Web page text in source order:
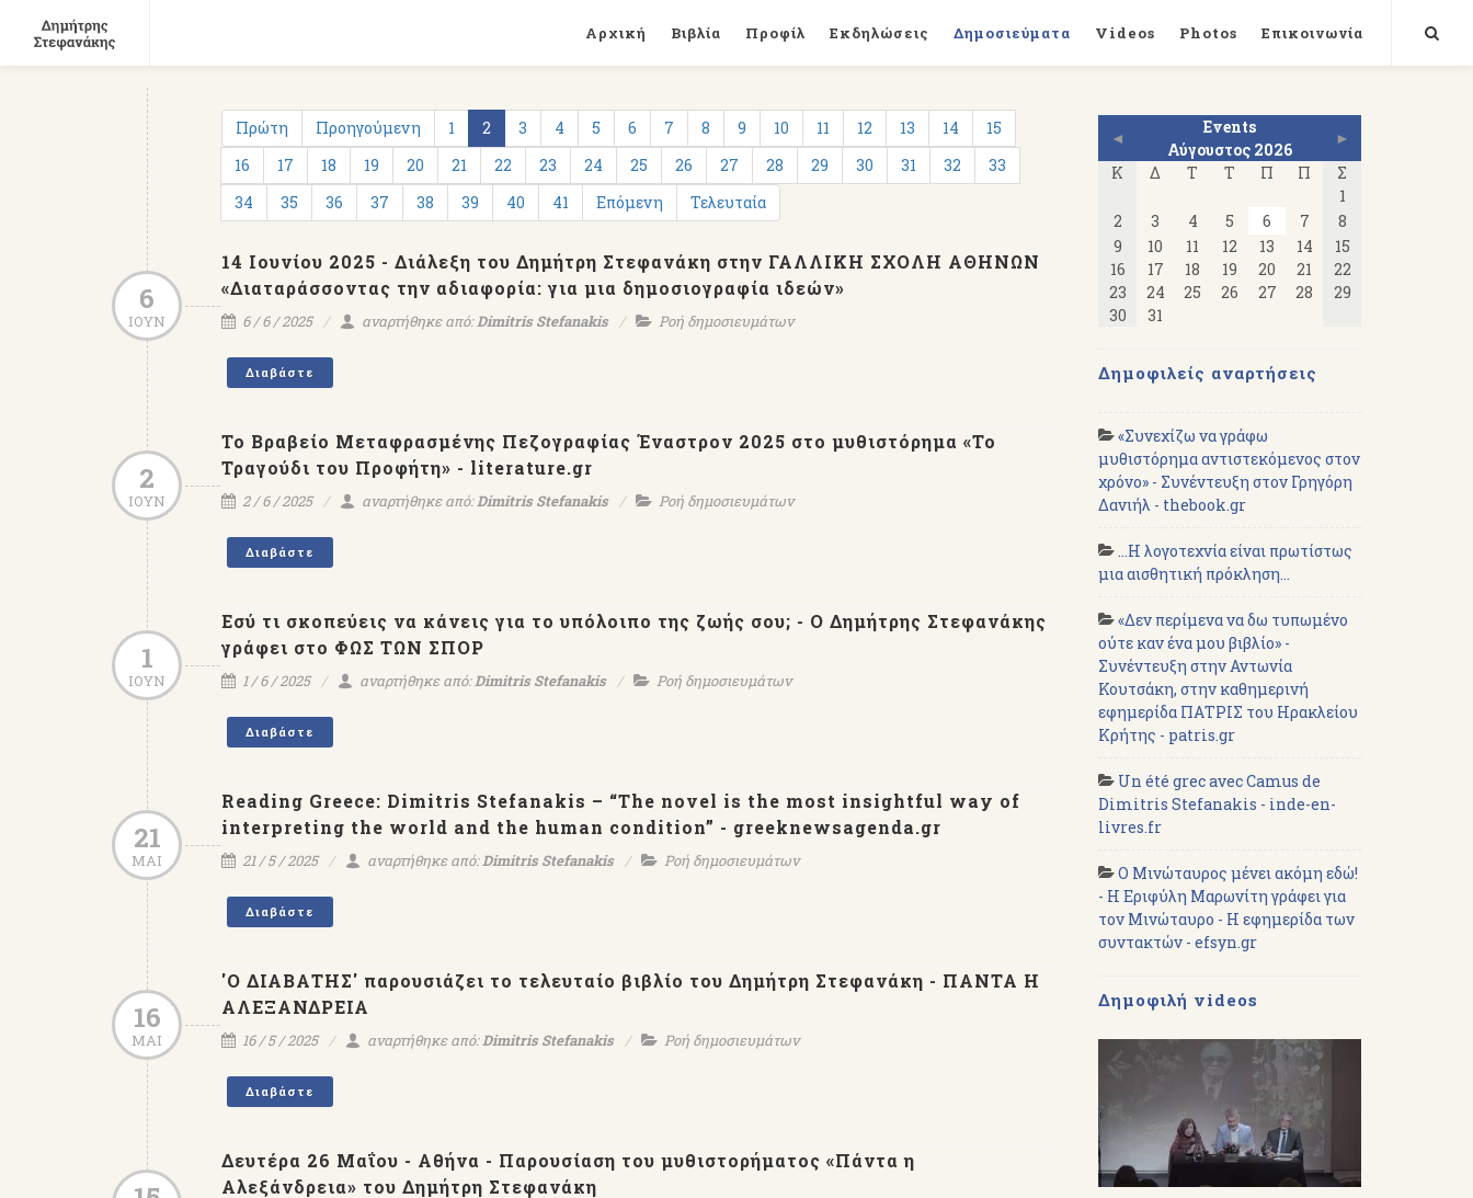
Αρχική Βιβλία Προφίλ Εκδηλώσεις Δημοσιεύματα Videos Photos Επικοινωνία
Πρώτη Προηγούμενη 1 2 3 4 5 6 7 8 9 10 11 12 13 14
15
16
17 18 19 20 21 22 23 24 25 26 27 28 29 30 31 32
33
34
35 36 37 38 39 40 41 Επόμενη Τελευταία
6
ΙΟΥΝ
14 Ιουνίου 2025 - Διάλεξη του Δημήτρη Στεφανάκη στην ΓΑΛΛΙΚΗ ΣΧΟΛΗ ΑΘΗΝΩΝ
«Διαταράσσοντας την αδιαφορία: για μια δημοσιογραφία ιδεών»
6 / 6 / 2025 αναρτήθηκε από:Dimitris Stefanakis Ροή δημοσιευμάτων
Διαβάστε
2
ΙΟΥΝ
Το Βραβείο Μεταφρασμένης Πεζογραφίας Έναστρον 2025 στο μυθιστόρημα «Το
Τραγούδι του Προφήτη» - literature.gr
2 / 6 / 2025 αναρτήθηκε από:Dimitris Stefanakis Ροή δημοσιευμάτων
Διαβάστε
1
ΙΟΥΝ
Εσύ τι σκοπεύεις να κάνεις για το υπόλοιπο της ζωής σου; - Ο Δημήτρης Στεφανάκης
γράφει στο ΦΩΣ ΤΩΝ ΣΠΟΡ
1 / 6 / 2025 αναρτήθηκε από:Dimitris Stefanakis Ροή δημοσιευμάτων
Διαβάστε
21
ΜΑΙ
Reading Greece: Dimitris Stefanakis – “The novel is the most insightful way of
interpreting the world and the human condition” - greeknewsagenda.gr
21 / 5 / 2025 αναρτήθηκε από:Dimitris Stefanakis Ροή δημοσιευμάτων
Διαβάστε
16
ΜΑΙ
'Ο ΔΙΑΒΑΤΗΣ' παρουσιάζει το τελευταίο βιβλίο του Δημήτρη Στεφανάκη - ΠΑΝΤΑ Η
ΑΛΕΞΑΝΔΡΕΙΑ
16 / 5 / 2025 αναρτήθηκε από:Dimitris Stefanakis Ροή δημοσιευμάτων
Διαβάστε
Δευτέρα 26 Μαΐου - Αθήνα - Παρουσίαση του μυθιστορήματος «Πάντα η
Αλεξάνδρεια» του Δημήτρη Στεφανάκη
◄
Events
Αύγουστος 2026
►
Κ
Δ Τ Τ Π Π
Σ
1
2
3 4 5 6 7
8
9
10 11 12 13 14
15
16
17 18 19 20 21
22
23
24 25 26 27 28
29
30
31
Δημοφιλείς αναρτήσεις
«Συνεχίζω να γράφω
μυθιστόρημα αντιστεκόμενος στον
χρόνο» - Συνέντευξη στον Γρηγόρη
Δανιήλ - thebook.gr
...Η λογοτεχνία είναι πρωτίστως
μια αισθητική πρόκληση...
«Δεν περίμενα να δω τυπωμένο
ούτε καν ένα μου βιβλίο» -
Συνέντευξη στην Αντωνία
Κουτσάκη, στην καθημερινή
εφημερίδα ΠΑΤΡΙΣ του Ηρακλείου
Κρήτης - patris.gr
Un été grec avec Camus de
Dimitris Stefanakis - inde-en-
livres.fr
Ο Μινώταυρος μένει ακόμη εδώ!
- Η Εριφύλη Μαρωνίτη γράφει για
τον Μινώταυρο - Η εφημερίδα των
συντακτών - efsyn.gr
Δημοφιλή videos